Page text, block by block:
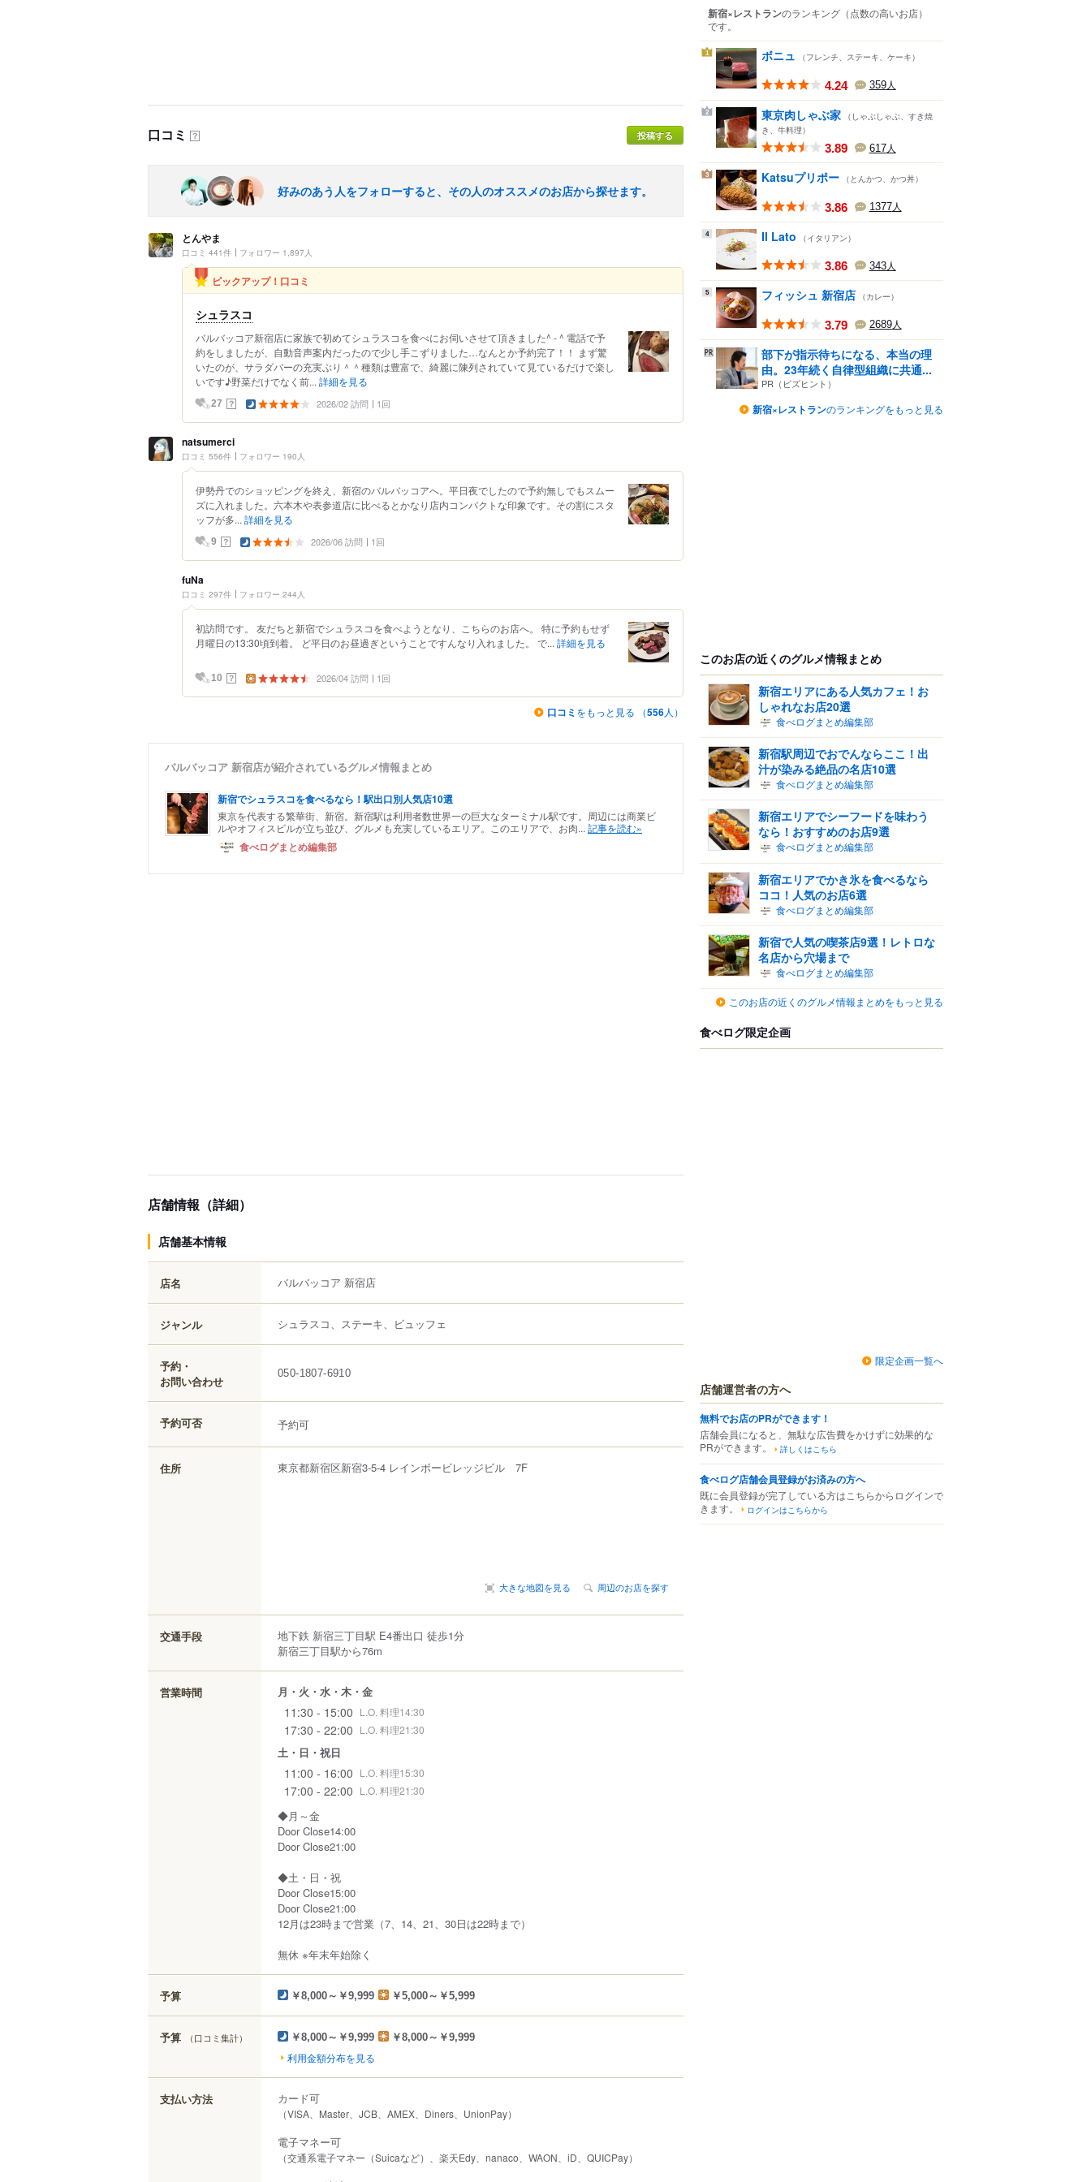
口コミ ？ 投稿する
好みのあう人をフォローすると、その人のオススメのお店から探せます。
とんやま
口コミ 441件 フォロワー 1,897人
ピックアップ！口コミ
シュラスコ
バルバッコア新宿店に家族で初めてシュラスコを食べにお伺いさせて頂きました^ - ^ 電話で予
約をしましたが、自動音声案内だったので少し手こずりました…なんとか予約完了！！ まず驚
いたのが、サラダバーの充実ぶり＾＾種類は豊富で、綺麗に陳列されていて見ているだけで楽し
いです♪野菜だけでなく前... 詳細を見る
27 ？ 2026/02 訪問 1回
natsumerci
口コミ 556件 フォロワー 190人
伊勢丹でのショッピングを終え、新宿のバルバッコアへ。平日夜でしたので予約無しでもスムー
ズに入れました。六本木や表参道店に比べるとかなり店内コンパクトな印象です。その割にスタ
ッフが多... 詳細を見る
9 ？ 2026/06 訪問 1回
fuNa
口コミ 297件 フォロワー 244人
初訪問です。 友だちと新宿でシュラスコを食べようとなり、こちらのお店へ。 特に予約もせず
月曜日の13:30頃到着。 ど平日のお昼過ぎということですんなり入れました。 で... 詳細を見る
10 ？ 2026/04 訪問 1回
口コミ をもっと見る （556人）
バルバッコア 新宿店が紹介されているグルメ情報まとめ
新宿でシュラスコを食べるなら！駅出口別人気店10選
東京を代表する繁華街、新宿。新宿駅は利用者数世界一の巨大なターミナル駅です。周辺には商業ビ
ルやオフィスビルが立ち並び、グルメも充実しているエリア。このエリアで、お肉... 記事を読む»
食べログまとめ編集部
店舗情報（詳細）
店舗基本情報
店名 バルバッコア 新宿店
ジャンル シュラスコ、ステーキ、ビュッフェ
予約・
お問い合わせ
050-1807-6910
予約可否 予約可
住所 東京都新宿区新宿3-5-4 レインボービレッジビル 7F
大きな地図を見る 周辺のお店を探す
交通手段
地下鉄 新宿三丁目駅 E4番出口 徒歩1分
新宿三丁目駅から76m
営業時間 月・火・水・木・金
11:30 - 15:00 L.O. 料理14:30
17:30 - 22:00 L.O. 料理21:30
土・日・祝日
11:00 - 16:00 L.O. 料理15:30
17:00 - 22:00 L.O. 料理21:30
◆月～金
Door Close14:00
Door Close21:00
◆土・日・祝
Door Close15:00
Door Close21:00
12月は23時まで営業（7、14、21、30日は22時まで）
無休 ※年末年始除く
予算 ￥8,000～￥9,999 ￥5,000～￥5,999
予算 （口コミ集計） ￥8,000～￥9,999 ￥8,000～￥9,999
利用金額分布を見る
支払い方法 カード可
（VISA、Master、JCB、AMEX、Diners、UnionPay）
電子マネー可
（交通系電子マネー（Suicaなど）、楽天Edy、nanaco、WAON、iD、QUICPay）
新宿×レストランのランキング （点数の高いお店）
です。
1 ボニュ （フレンチ、ステーキ、ケーキ）
4.24 359人
2 東京肉しゃぶ家 （しゃぶしゃぶ、すき焼
き、牛料理）
3.89 617人
3 Katsuプリポー （とんかつ、かつ丼）
3.86 1377人
4 Il Lato （イタリアン）
3.86 343人
5 フィッシュ 新宿店 （カレー）
3.79 2689人
部下が指示待ちになる、本当の理
由。23年続く自律型組織に共通...
PR（ビズヒント）
新宿×レストランのランキングをもっと見る
このお店の近くのグルメ情報まとめ
新宿エリアにある人気カフェ！お
しゃれなお店20選
食べログまとめ編集部
新宿駅周辺でおでんならここ！出
汁が染みる絶品の名店10選
食べログまとめ編集部
新宿エリアでシーフードを味わう
なら！おすすめのお店9選
食べログまとめ編集部
新宿エリアでかき氷を食べるなら
ココ！人気のお店6選
食べログまとめ編集部
新宿で人気の喫茶店9選！レトロな
名店から穴場まで
食べログまとめ編集部
このお店の近くのグルメ情報まとめをもっと見る
食べログ限定企画
限定企画一覧へ
店舗運営者の方へ
無料でお店のPRができます！
店舗会員になると、無駄な広告費をかけずに効果的な
PRができます。
詳しくはこちら
食べログ店舗会員登録がお済みの方へ
既に会員登録が完了している方はこちらからログインで
きます。
ログインはこちらから